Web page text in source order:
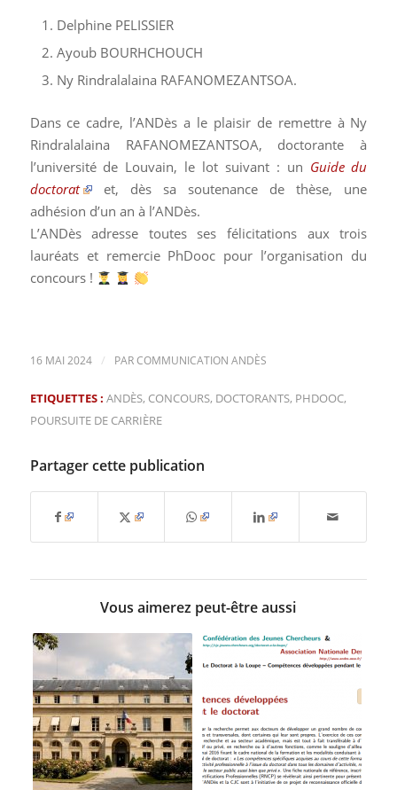
Delphine PELISSIER
Ayoub BOURHCHOUCH
Ny Rindralalaina RAFANOMEZANTSOA.
Dans ce cadre, l’ANDès a le plaisir de remettre à Ny
Rindralalaina RAFANOMEZANTSOA, doctorante à
l’université de Louvain, le lot suivant : un Guide du
doctorat
et, dès sa soutenance de thèse, une
adhésion d’un an à l’ANDès.
L’ANDès adresse toutes ses félicitations aux trois
lauréats et remercie PhDooc pour l’organisation du
concours !
16 MAI 2024 / PARCOMMUNICATION ANDÈS
ETIQUETTES : ANDÈS, CONCOURS, DOCTORANTS, PHDOOC,
POURSUITE DE CARRIÈRE
Partager cette publication
Vous aimerez peut-être aussi